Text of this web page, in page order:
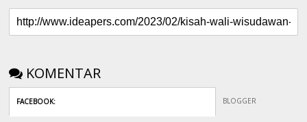
KOMENTAR
FACEBOOK: BLOGGER